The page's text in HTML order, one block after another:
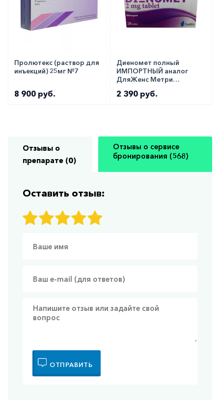
Пролютекс (раствор для
инъекций) 25мг №7
8 900 руб.
Диеномет полный
ИМПОРТНЫЙ аналог
ДляЖенс Метри
2 390 руб.
Отзывы о
препарате (0)
Отзывы о сервисе
бронирования (568)
Оставить отзыв:
ОТПРАВИТЬ